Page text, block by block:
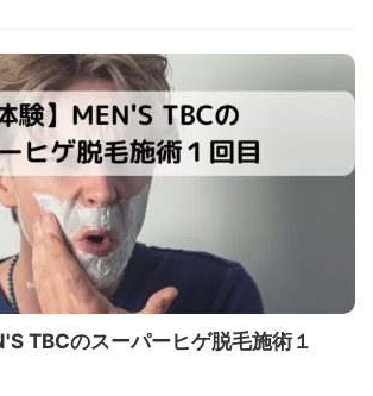
TBCのスーパーヒゲ脱毛施術１